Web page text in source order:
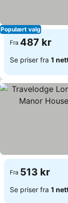
Populært valg
Fra 487 kr
Se priser fra 1
Fra 513 kr
Se priser fra 1